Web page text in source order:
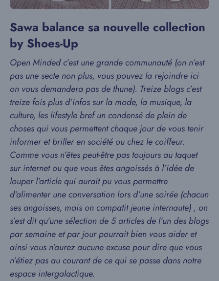
Sawa balance sa nouvelle collection
by Shoes-Up
Open Minded c’est une grande communauté (on n’est
pas une secte non plus, vous pouvez la rejoindre ici
on vous demandera pas de thune). Treize blogs c’est
treize fois plus d’infos sur la mode, la musique, la
culture, les lifestyle bref un condensé de plein de
choses qui vous permettent chaque jour de vous tenir
informer et briller en société ou chez le coiffeur.
Comme vous n’êtes peut-être pas toujours au taquet
sur internet ou que vous êtes angoissés à l’idée de
louper l’article qui aurait pu vous permettre
d’alimenter une conversation lors d’une soirée (chacun
ses angoisses, mais on compatit jeune internaute) , on
s’est dit qu’une sélection de 5 articles de l’un des blogs
par semaine et par jour pourrait bien vous aider et
ainsi vous n’aurez aucune excuse pour dire que vous
n’étiez pas au courant de ce qui se passe dans notre
espace intergalactique.